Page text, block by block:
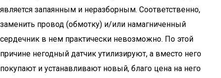
является запаянным и неразборным. Соответственно,
заменить провод (обмотку) и/или намагниченный
сердечник в нем практически невозможно. По этой
причине негодный датчик утилизируют, а вместо него
покупают и устанавливают новый, благо цена на него